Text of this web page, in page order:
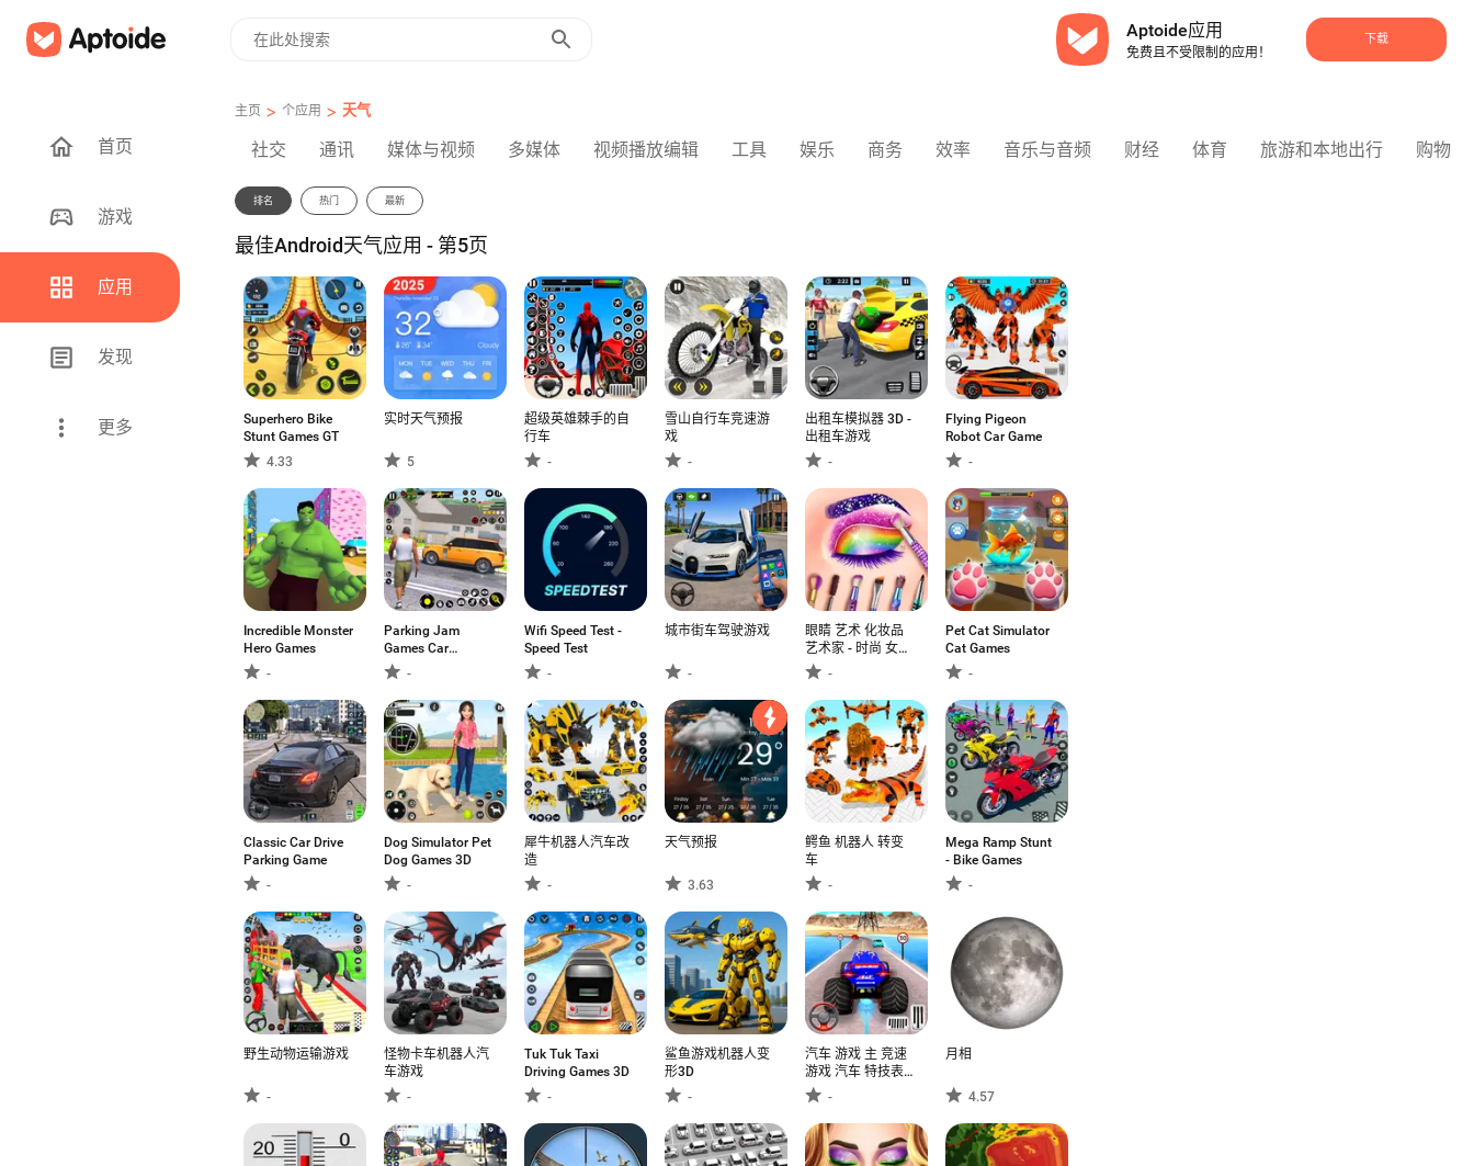
Aptoide应用
免费且不受限制的应用！
下载
首页
游戏
应用
发现
更多
主页 > 个应用 > 天气
社交 通讯 媒体与视频 多媒体 视频播放编辑 工具 娱乐 商务 效率 音乐与音频 财经 体育 旅游和本地出行 购物
排名 热门 最新
最佳Android天气应用 - 第5页
Superhero Bike
Stunt Games GT
4.33
实时天气预报
5
超级英雄棘手的自
行车
-
雪山自行车竞速游
戏
-
出租车模拟器 3D -
出租车游戏
-
Flying Pigeon
Robot Car Game
-
Incredible Monster
Hero Games
-
Parking Jam
Games Car
Parking
-
Wifi Speed Test -
Speed Test
-
城市街车驾驶游戏
-
眼睛 艺术 化妆品
艺术家 - 时尚 女孩
游戏 -
Pet Cat Simulator
Cat Games
-
Classic Car Drive
Parking Game
-
Dog Simulator Pet
Dog Games 3D
-
犀牛机器人汽车改
造
-
天气预报
3.63
鳄鱼 机器人 转变
车
-
Mega Ramp Stunt
- Bike Games
-
野生动物运输游戏
-
怪物卡车机器人汽
车游戏
-
Tuk Tuk Taxi
Driving Games 3D
-
鲨鱼游戏机器人变
形3D
-
汽车 游戏 主 竞速
游戏 汽车 特技表
演
-
月相
4.57